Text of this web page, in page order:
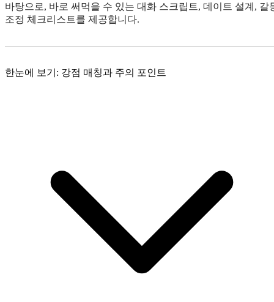
바탕으로, 바로 써먹을 수 있는 대화 스크립트, 데이트 설계, 갈
조정 체크리스트를 제공합니다.
한눈에 보기: 강점 매칭과 주의 포인트